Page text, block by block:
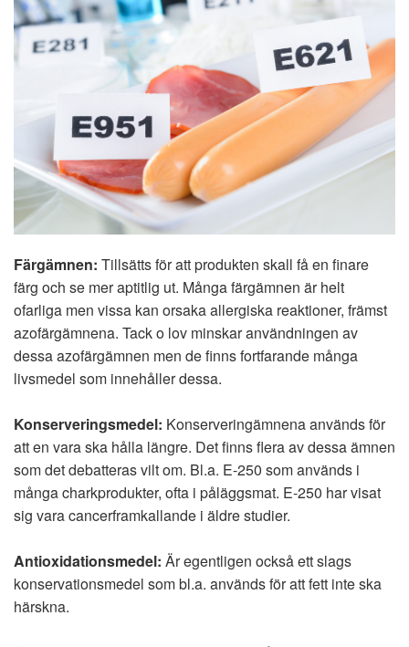
Färgämnen: Tillsätts för att produkten skall få en finare
färg och se mer aptitlig ut. Många färgämnen är helt
ofarliga men vissa kan orsaka allergiska reaktioner, främst
azofärgämnena. Tack o lov minskar användningen av
dessa azofärgämnen men de finns fortfarande många
livsmedel som innehåller dessa.
Konserveringsmedel: Konserveringämnena används för
att en vara ska hålla längre. Det finns flera av dessa ämnen
som det debatteras vilt om. Bl.a. E-250 som används i
många charkprodukter, ofta i påläggsmat. E-250 har visat
sig vara cancerframkallande i äldre studier.
Antioxidationsmedel: Är egentligen också ett slags
konservationsmedel som bl.a. används för att fett inte ska
härskna.